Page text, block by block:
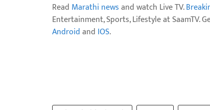
Read Marathi newsand watch Live TV.
Entertainment, Sports, Lifestyle at SaamTV.
Androidand IOS.